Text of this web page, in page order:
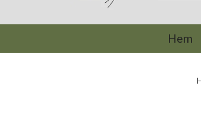
Hem